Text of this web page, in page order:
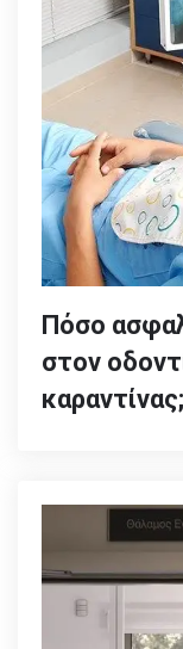
Πόσο
στον
καραντίνας;